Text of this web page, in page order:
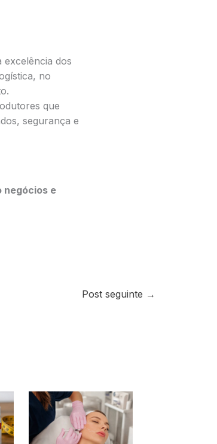
dos
no
que
segurança e
negócios e
Post seguinte →